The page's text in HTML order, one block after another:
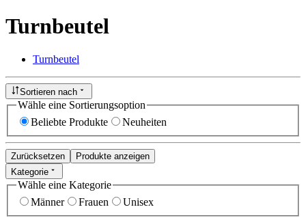
Turnbeutel
Turnbeutel
Sortieren nach
Wähle eine Sortierungsoption
Beliebte Produkte
Neuheiten
Zurücksetzen
Produkte anzeigen
Kategorie
Wähle eine Kategorie
Männer
Frauen Unisex